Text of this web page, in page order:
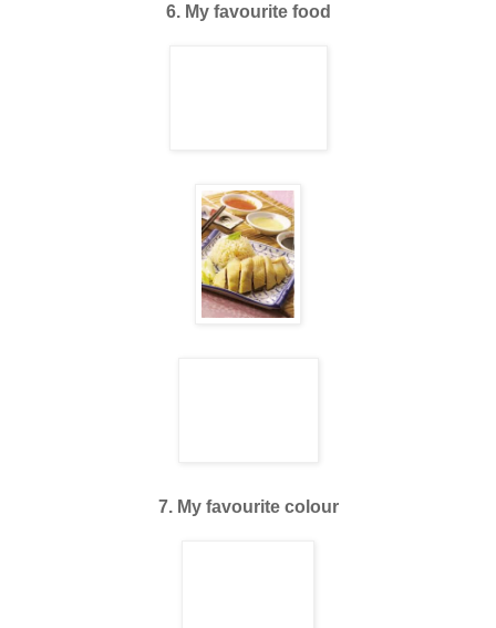
6. My favourite food
7. My favourite colour